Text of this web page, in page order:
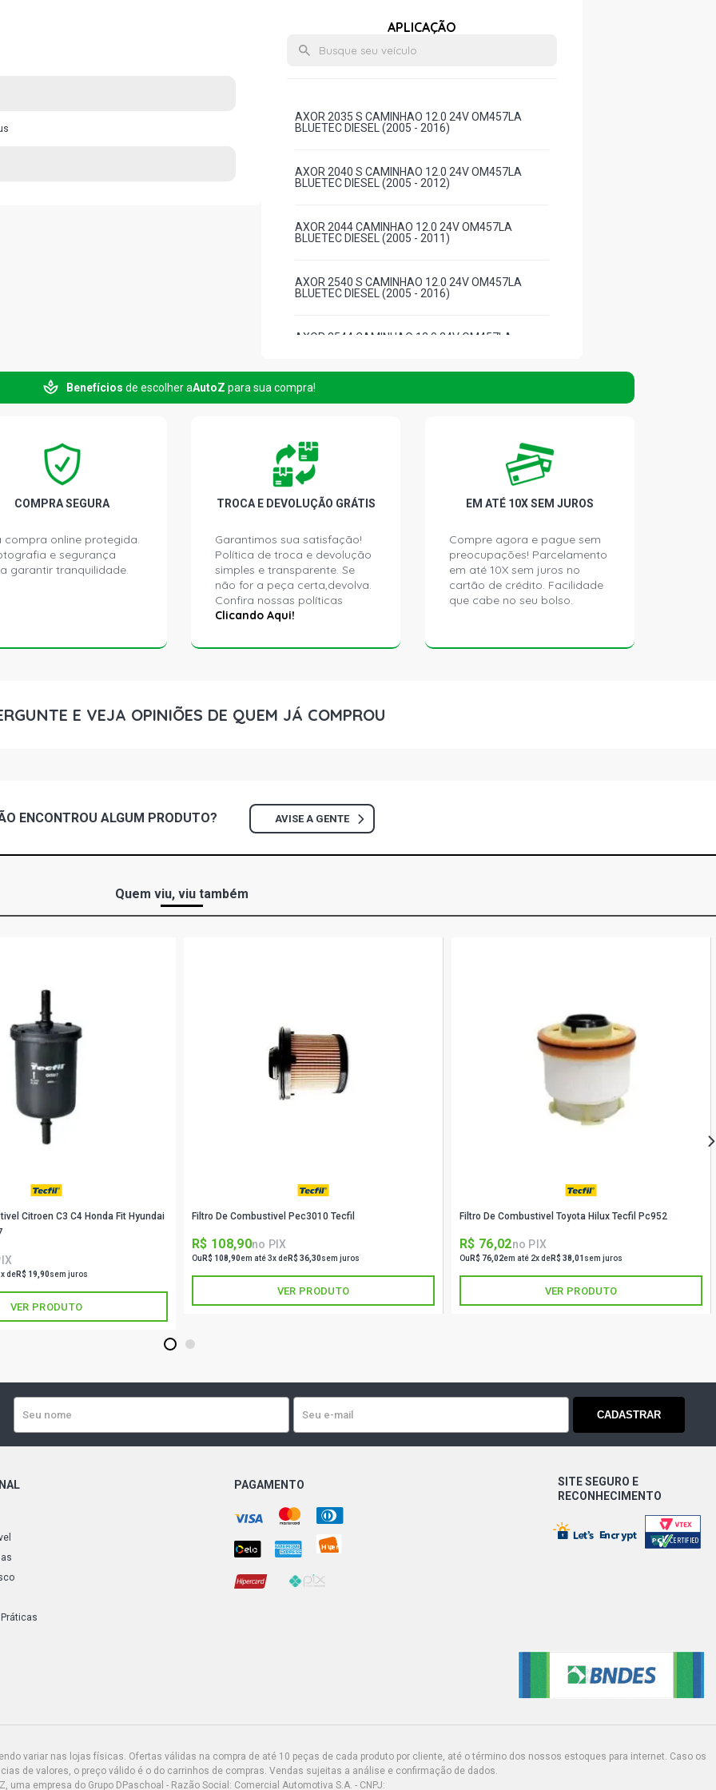
APLICAÇÃO
AXOR 2035 S CAMINHAO 12.0 24V OM457LA
BLUETEC DIESEL (2005 - 2016)
AXOR 2040 S CAMINHAO 12.0 24V OM457LA
BLUETEC DIESEL (2005 - 2012)
AXOR 2044 CAMINHAO 12.0 24V OM457LA
BLUETEC DIESEL (2005 - 2011)
AXOR 2540 S CAMINHAO 12.0 24V OM457LA
BLUETEC DIESEL (2005 - 2016)
AXOR 2544 CAMINHAO 12.0 24V OM457LA
AXOR 2640 S CAMINHAO 12.0 24V OM457LA
BLUETEC DIESEL (2005 - 2015)
AXOR 3340 CAMINHAO 12.0 24V OM457LA
BLUETEC DIESEL (2005 - 2016)
AXOR 3340 K CAMINHAO 12.0 24V OM457LA
DIESEL (2005 - 2007)
AXOR 3344 CAMINHAO 12.0 24V OM457LA
BLUETEC DIESEL (2005 - 2015)
AXOR 4140 CAMINHAO 12.0 24V OM457LA
AXOR 2644S CAMINHAO 12.0 24V OM457LA
LS1938 STD CAMINHAO 12.0 24V OM457LA
DIESEL (1998 - 2005)
O500 STD ONIBUS 12.0 24V OM457LA DIESEL
S1938 STD CAMINHAO 12.0 24V OM457E DIESEL
(1999 - 2006)
ACTROS 2546 LS CAMINHAO 12.0 24V OM501LA
BLUETEC V6 DIESEL (2012 - 2020)
BLUETEC V6 DIESEL (2008 - 2011)
ATRON 1635 CAMINHAO 12.0 24V OM457LA
BLUETEC DIESEL (2012 - 2020)
BLUETEC DIESEL (2011 - 2020)
AXOR 2041 S CAMINHAO 12.0 24V OM457LA
BLUETEC DIESEL (2011 - 2020)
Benefícios de escolher aAutoZ para sua compra!
COMPRA SEGURA
compra online protegida.
e segurança
garantir tranquilidade.
TROCA E DEVOLUÇÃO GRÁTIS
Garantimos sua satisfação!
Política de troca e devolução
simples e transparente. Se
não for a peça certa,devolva.
Confira nossas políticas
Clicando Aqui!
EM ATÉ 10X SEM JUROS
Compre agora e pague sem
preocupações! Parcelamento
em até 10X sem juros no
cartão de crédito. Facilidade
que cabe no seu bolso.
E VEJA OPINIÕES DE QUEM JÁ COMPROU
ENCONTROU ALGUM PRODUTO? AVISE A GENTE
Quem viu, viu também
Citroen C3 C4 Honda Fit Hyundai
deR$ 19,90sem juros
VER PRODUTO
Filtro De Combustivel Pec3010 Tecfil
R$ 108,90no PIX
Ou R$ 108,90em até 3x deR$ 36,30sem juros
VER PRODUTO
Filtro De Combustivel Toyota Hilux Tecfil Pc952
R$ 76,02no PIX
Ou R$ 76,02em até 2x deR$ 38,01 sem juros
VER PRODUTO
1 2
CADASTRAR
PAGAMENTO
SITE SEGURO E
RECONHECIMENTO
variar nas lojas físicas. Ofertas válidas na compra de até 10 peças de cada produto por cliente, até o término dos nossos estoques para internet. Caso os
de valores, o preço válido é o do carrinhos de compras. Vendas sujeitas a análise e confirmação de dados.
uma empresa do Grupo DPaschoal - Razão Social: Comercial Automotiva S.A. - CNPJ: